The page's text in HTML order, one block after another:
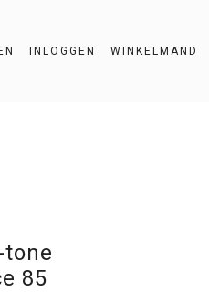
INLOGGEN WINKELMAND
85